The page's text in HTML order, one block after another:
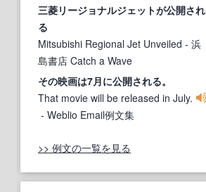
三菱リージョナルジェットが公開され
る
Mitsubishi Regional Jet Unveiled - 浜
島書店 Catch a Wave
その映画は7月に公開される。
That movie will be released in July.
- Weblio Email例文集
>> 例文の一覧を見る